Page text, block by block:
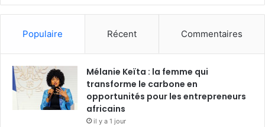
b
o
o
e
d
u
b
a
g
Populaire Récent Commentaires
Mélanie Keïta : la femme qui
transforme le carbone en
opportunités pour les entrepreneurs
africains
il y a 1 jour